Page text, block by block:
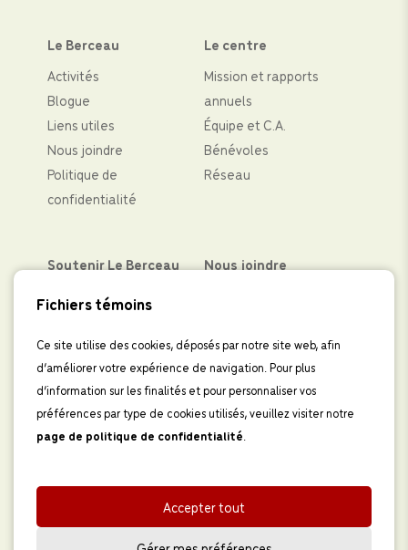
Le Berceau
Activités
Blogue
Liens utiles
Nous joindre
Politique de
confidentialité
Le centre
Mission et rapports
annuels
Équipe et C.A.
Bénévoles
Réseau
Soutenir Le Berceau
Partenaires financiers
Levées de fond
Boutique
Nous joindre
LinkedIn
IInscrivez-vous à
l’infolettre
Développement web par
Fichiers témoins
Ce site utilise des cookies, déposés par notre site web, afin
d’améliorer votre expérience de navigation. Pour plus
d’information sur les finalités et pour personnaliser vos
préférences par type de cookies utilisés, veuillez visiter notre
page de politique de confidentialité.
Accepter tout